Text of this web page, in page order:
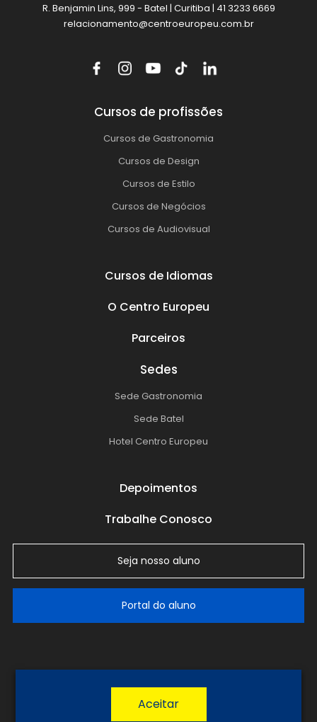
R. Benjamin Lins, 999 - Batel | Curitiba | 41 3233 6669
relacionamento@centroeuropeu.com.br
Cursos de profissões
Cursos de Gastronomia
Cursos de Design
Cursos de Estilo
Cursos de Negócios
Cursos de Audiovisual
Cursos de Idiomas
O Centro Europeu
Parceiros
Sedes
Sede Gastronomia
Sede Batel
Hotel Centro Europeu
Depoimentos
Trabalhe Conosco
Seja nosso aluno
Portal do aluno
Política de Privacidade